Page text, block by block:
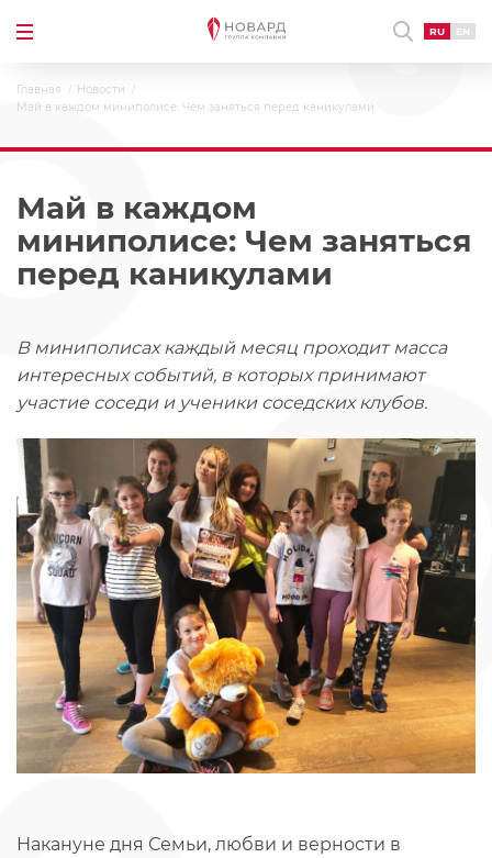
RU EN
Главная
Новости
Май в каждом миниполисе: Чем заняться перед каникулами
Май в каждом
миниполисе: Чем заняться
перед каникулами
В миниполисах каждый месяц проходит масса
интересных событий, в которых принимают
участие соседи и ученики соседских клубов.
Накануне дня Семьи, любви и верности в